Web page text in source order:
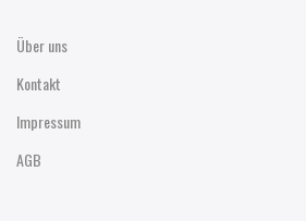
Über uns
Kontakt
Impressum
AGB